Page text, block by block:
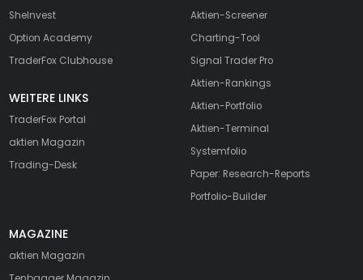
SheInvest
Option Academy
TraderFox Clubhouse
WEITERE LINKS
TraderFox Portal
aktien Magazin
Trading-Desk
Aktien-Screener
Charting-Tool
Signal Trader Pro
Aktien-Rankings
Aktien-Portfolio
Aktien-Terminal
Systemfolio
Paper: Research-Reports
Portfolio-Builder
MAGAZINE
aktien Magazin